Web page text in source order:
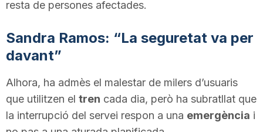
resta de persones afectades.
Sandra Ramos: “La seguretat va per
davant”
Alhora, ha admès el malestar de milers d’usuaris
que utilitzen el tren cada dia, però ha subratllat que
la interrupció del servei respon a una emergència i